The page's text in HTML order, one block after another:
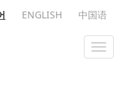
ENGLISH 中国语